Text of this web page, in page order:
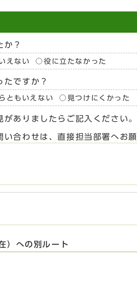
か？
えない 役に立たなかった
たですか？
ともいえない 見つけにくかった
ありましたらご記入ください。
い合わせは、直接担当部署へお
）への別ルート